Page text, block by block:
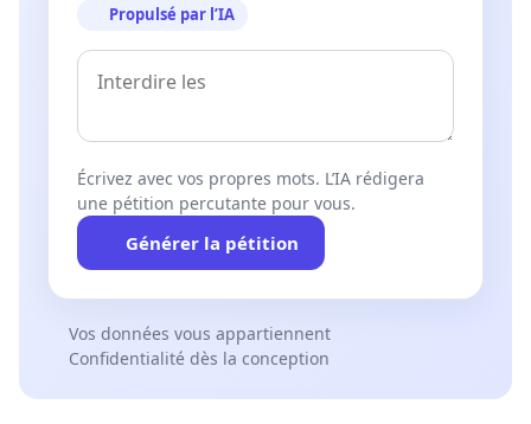
Propulsé par l’IA
Écrivez avec vos propres mots. L’IA rédigera
une pétition percutante pour vous.
Générer la pétition
Vos données vous appartiennent
Confidentialité dès la conception